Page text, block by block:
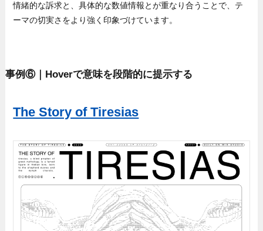
情緒的な訴求と、具体的な数値情報とが重なり合うことで、テ
ーマの切実さをより強く印象づけています。
事例⑥｜Hoverで意味を段階的に提示する
The Story of Tiresias